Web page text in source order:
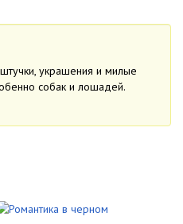
украшения и милые
собак и лошадей.